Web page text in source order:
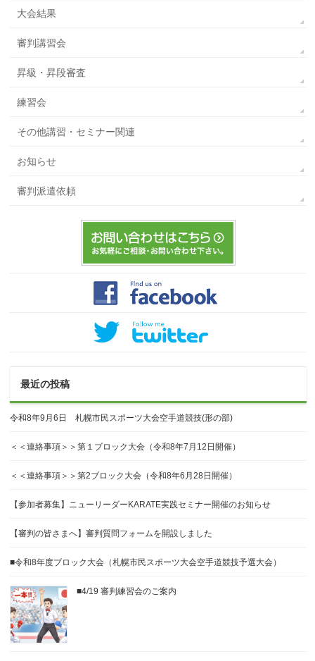
大会結果
審判講習会
昇級・昇段審査
練習会
その他講習・セミナー関連
お知らせ
審判派遣依頼
最近の投稿
令和8年9月6日 札幌市民スポーツ大会空手道競技(形の部)
＜＜連絡事項＞＞第１ブロック大会（令和8年7月12日開催）
＜＜連絡事項＞＞第2ブロック大会（令和8年6月28日開催）
【参加者募集】ニューリーダーKARATE実践セミナー開催のお知らせ
【審判の皆さまへ】審判質問フォームを開設しました
■令和8年度ブロック大会（札幌市民スポーツ大会空手道競技予選大会）
■4/19 審判練習会のご案内